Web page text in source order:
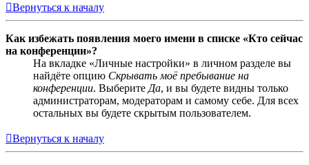
Вернуться к началу
Как избежать появления моего имени в списке «Кто сейчас
на конференции»?
На вкладке «Личные настройки» в личном разделе вы
найдёте опцию Скрывать моё пребывание на
конференции. Выберите Да, и вы будете видны только
администраторам, модераторам и самому себе. Для всех
остальных вы будете скрытым пользователем.
Вернуться к началу